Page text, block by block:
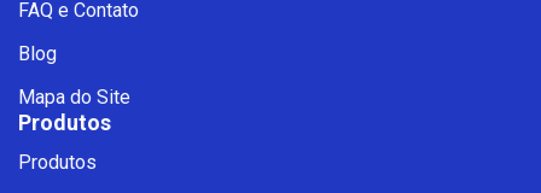
FAQ e Contato
Blog
Mapa do Site
Produtos
Produtos